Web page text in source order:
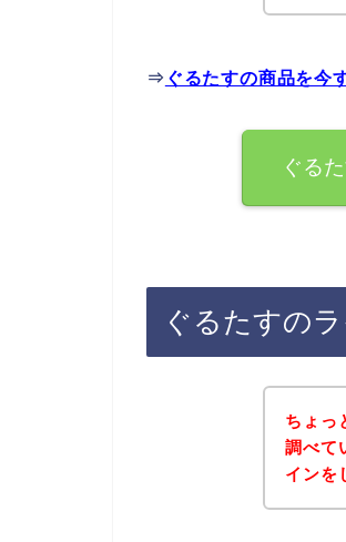
⇒ ぐるたすの商品を今
ぐる
ぐるたすの
ちょっ
調べて
インを